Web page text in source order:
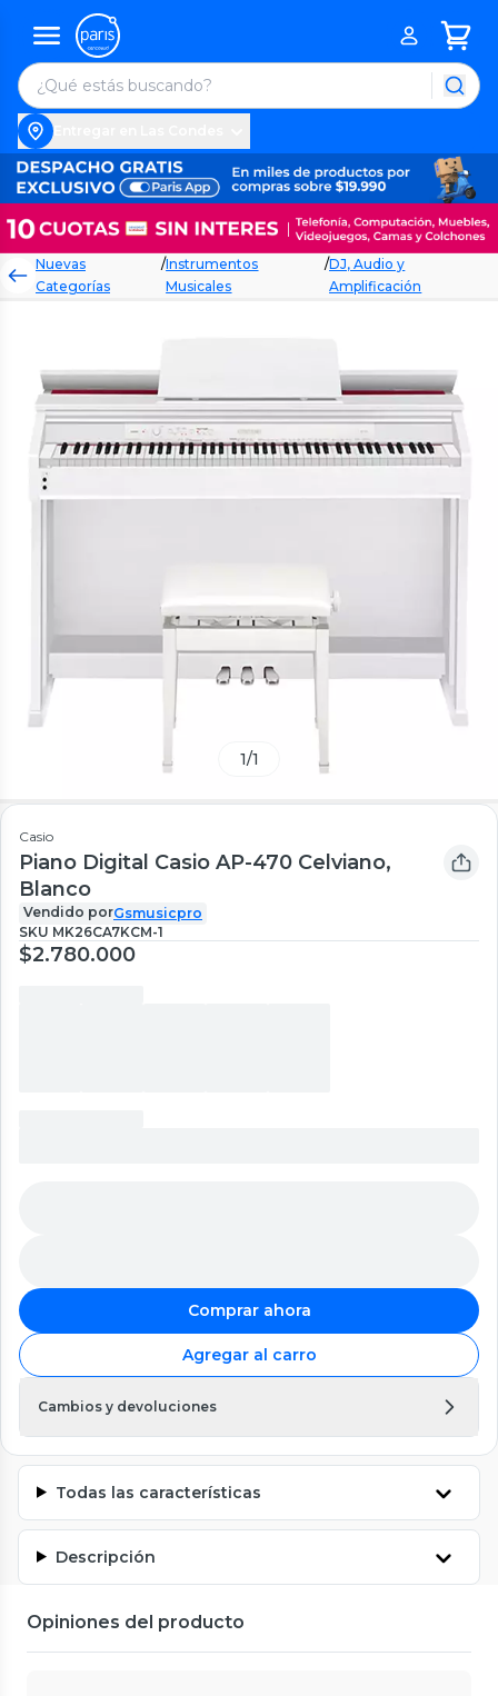
Nuevas
Categorías
/Instrumentos
Musicales
/DJ, Audio y
Amplificación
1/1
Casio
Piano Digital Casio AP-470 Celviano,
Blanco
Vendido porGsmusicpro
SKU MK26CA7KCM-1
$2.780.000
Comprar ahora
Agregar al carro
Cambios y devoluciones
Todas las características
Descripción
Opiniones del producto